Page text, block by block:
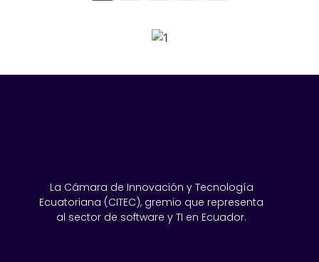
La Cámara de Innovación y Tecnología
Ecuatoriana (CITEC), gremio que representa
al sector de software y TI en Ecuador.